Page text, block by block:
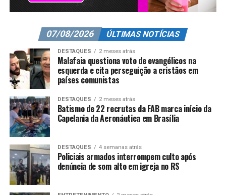
07/08/2026 ÚLTIMAS NOTÍCIAS
DESTAQUES 2 meses atrás
Malafaia questiona voto de evangélicos na
esquerda e cita perseguição a cristãos em
países comunistas
DESTAQUES 2 meses atrás
Batismo de 22 recrutas da FAB marca início da
Capelania da Aeronáutica em Brasília
DESTAQUES 4 semanas atrás
Policiais armados interrompem culto após
denúncia de som alto em igreja no RS